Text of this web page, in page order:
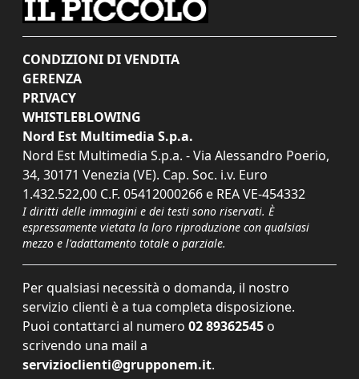
CONDIZIONI DI VENDITA
GERENZA
PRIVACY
WHISTLEBLOWING
Nord Est Multimedia S.p.a.
Nord Est Multimedia S.p.a. - Via Alessandro Poerio,
34, 30171 Venezia (VE). Cap. Soc. i.v. Euro
1.432.522,00 C.F. 05412000266 e REA VE-454332
I diritti delle immagini e dei testi sono riservati. È
espressamente vietata la loro riproduzione con qualsiasi
mezzo e l'adattamento totale o parziale.
Per qualsiasi necessità o domanda, il nostro
servizio clienti è a tua completa disposizione.
Puoi contattarci al numero 02 89362545 o
scrivendo una mail a
servizioclienti@grupponem.it.